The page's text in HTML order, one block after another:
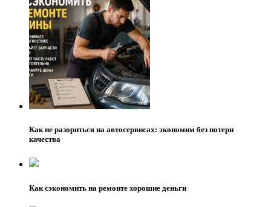
Как не разориться на автосервисах: экономим без потери
качества
Как сэкономить на ремонте хорошие деньги